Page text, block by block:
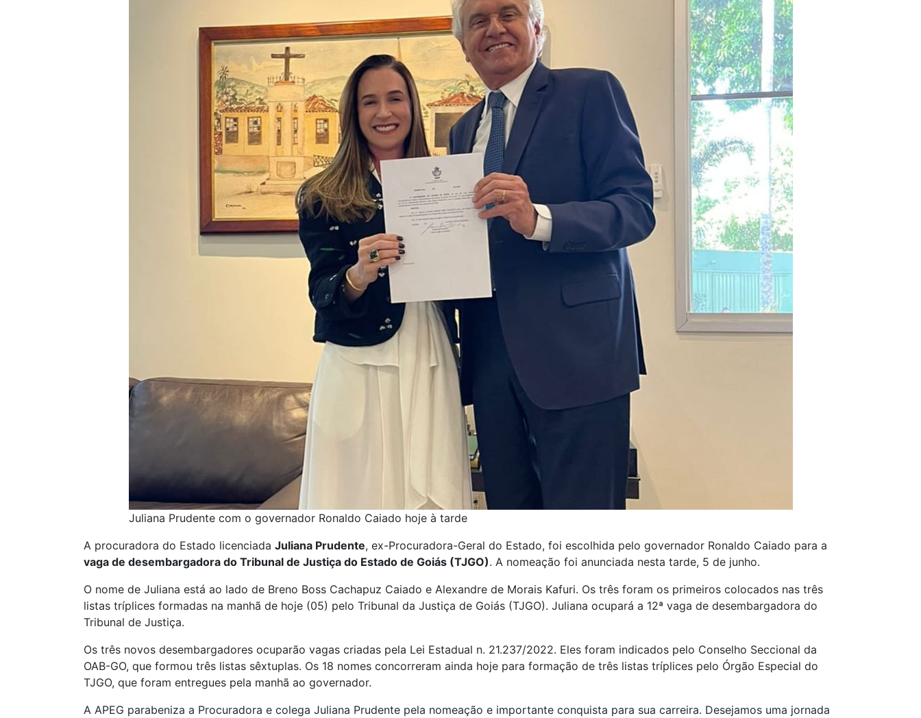
Juliana Prudente com o governador Ronaldo Caiado hoje à tarde
A procuradora do Estado licenciada Juliana Prudente, ex-Procuradora-Geral do Estado, foi escolhida pelo governador Ronaldo Caiado para a
vaga de desembargadora do Tribunal de Justiça do Estado de Goiás (TJGO). A nomeação foi anunciada nesta tarde, 5 de junho.
O nome de Juliana está ao lado de Breno Boss Cachapuz Caiado e Alexandre de Morais Kafuri. Os três foram os primeiros colocados nas três
listas tríplices formadas na manhã de hoje (05) pelo Tribunal da Justiça de Goiás (TJGO). Juliana ocupará a 12ª vaga de desembargadora do
Tribunal de Justiça.
Os três novos desembargadores ocuparão vagas criadas pela Lei Estadual n. 21.237/2022. Eles foram indicados pelo Conselho Seccional da
OAB-GO, que formou três listas sêxtuplas. Os 18 nomes concorreram ainda hoje para formação de três listas tríplices pelo Órgão Especial do
TJGO, que foram entregues pela manhã ao governador.
A APEG parabeniza a Procuradora e colega Juliana Prudente pela nomeação e importante conquista para sua carreira. Desejamos uma jornada